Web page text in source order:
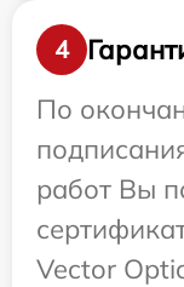
4
По
работ Вы
Vector